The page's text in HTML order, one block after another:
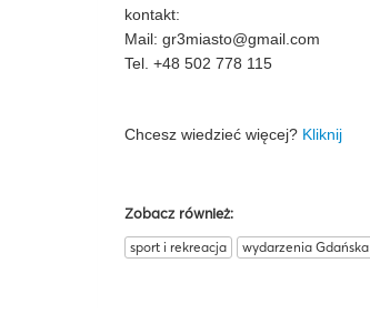
kontakt:
Mail: gr3miasto@gmail.com
Tel. +48 502 778 115
Chcesz wiedzieć więcej? Kliknij
Zobacz również:
sport i rekreacja wydarzenia Gdańska